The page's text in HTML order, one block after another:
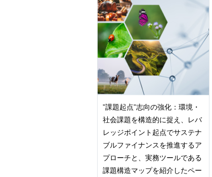
”課題起点”志向の強化：環境・
社会課題を構造的に捉え、レバ
レッジポイント起点でサステナ
ブルファイナンスを推進するア
プローチと、実務ツールである
課題構造マップを紹介したペー